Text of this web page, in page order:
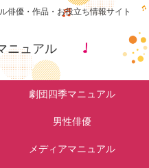
俳優・作品・お役立ち情報サイト
ニュアル
劇団四季マニュアル
男性俳優
メディアマニュアル